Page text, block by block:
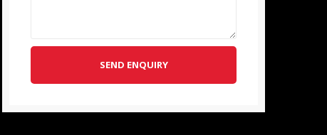
SEND ENQUIRY